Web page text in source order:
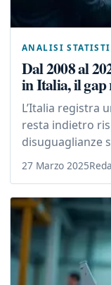
ANALISI
Dal 2008 al
in Italia, il
L’Italia registra
resta indietro
disuguaglianze
27 Marzo 2025